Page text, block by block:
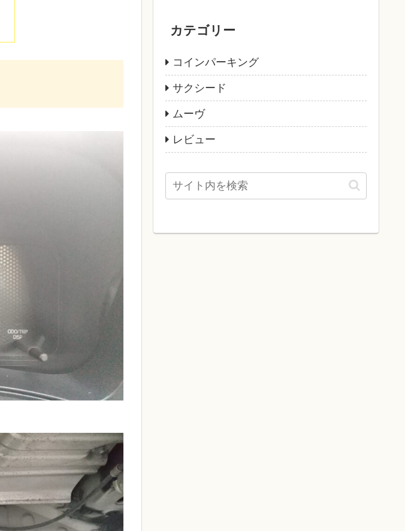
カテゴリー
コインパーキング
サクシード
ムーヴ
レビュー